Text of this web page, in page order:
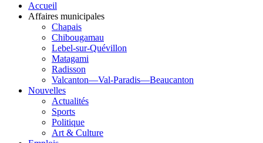
Accueil
Affaires municipales
Chapais
Chibougamau
Lebel-sur-Quévillon
Matagami
Radisson
Valcanton—Val-Paradis—Beaucanton
Nouvelles
Actualités
Sports
Politique
Art & Culture